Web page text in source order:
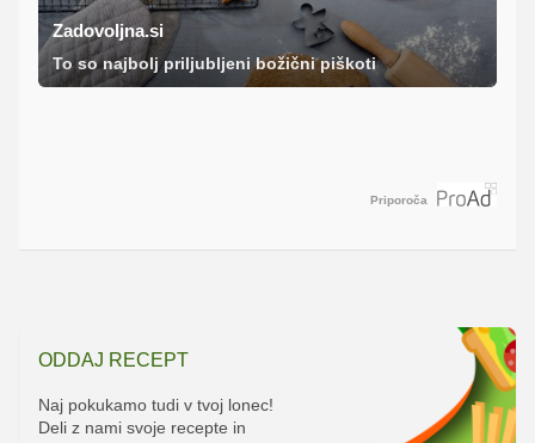
Zadovoljna.si
To so najbolj priljubljeni božični piškoti
Priporoča
ODDAJ RECEPT
Naj pokukamo tudi v tvoj lonec!
Deli z nami svoje recepte in